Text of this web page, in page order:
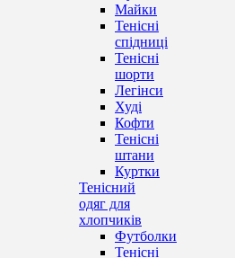
Майки
Тенісні
спідниці
Тенісні
шорти
Легінси
Худі
Кофти
Тенісні
штани
Куртки
Тенісний
одяг для
хлопчиків
Футболки
Тенісні